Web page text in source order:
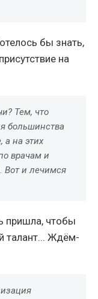
бы знать,
на
Тем, что
большинства
а на этих
врачам и
Вот и лечимся
пришла, чтобы
талант... Ждём-